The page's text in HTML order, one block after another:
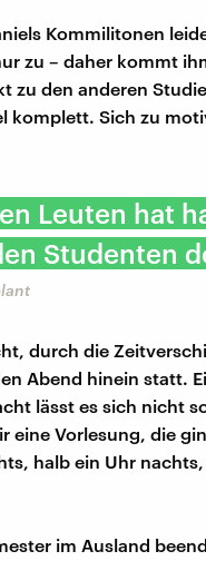
Kommilitonen
zu – daher kommt
zu den anderen
komplett. Sich zu
Leuten hat
Studenten
durch die
Abend hinein statt.
lässt es sich nicht
eine Vorlesung, die
halb ein Uhr
im Ausland